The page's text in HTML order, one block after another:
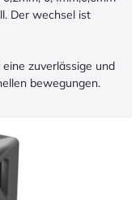
Der wechsel ist
zuverlässige und
bewegungen.